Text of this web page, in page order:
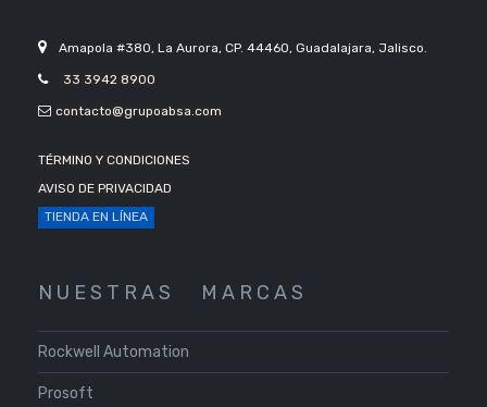
Amapola #380, La Aurora, CP. 44460, Guadalajara, Jalisco.
33 3942 8900
contacto@grupoabsa.com
TÉRMINO Y CONDICIONES
AVISO DE PRIVACIDAD
TIENDA EN LÍNEA
N U E S T R A S M A R C A S
Rockwell Automation
Prosoft